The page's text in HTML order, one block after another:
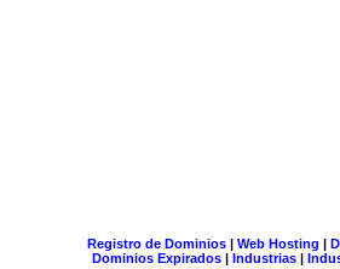
Registro de Dominios| Web Hosting |
Dominios Expirados | Industrias |